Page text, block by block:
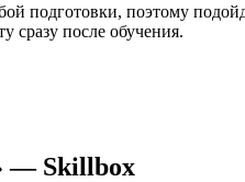
подготовки, поэтому
сразу после обучения.
— Skillbox